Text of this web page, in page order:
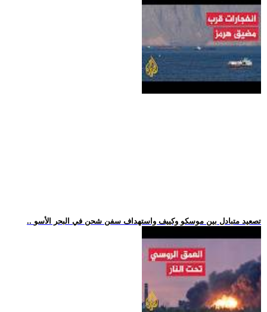
.. تصعيد متبادل بين موسكو وكييف واستهداف سفن شحن في البحر الأسو